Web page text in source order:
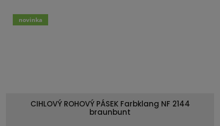
CIHLOVÝ ROHOVÝ PÁSEK Farbklang NF 2144
braunbunt
novinka